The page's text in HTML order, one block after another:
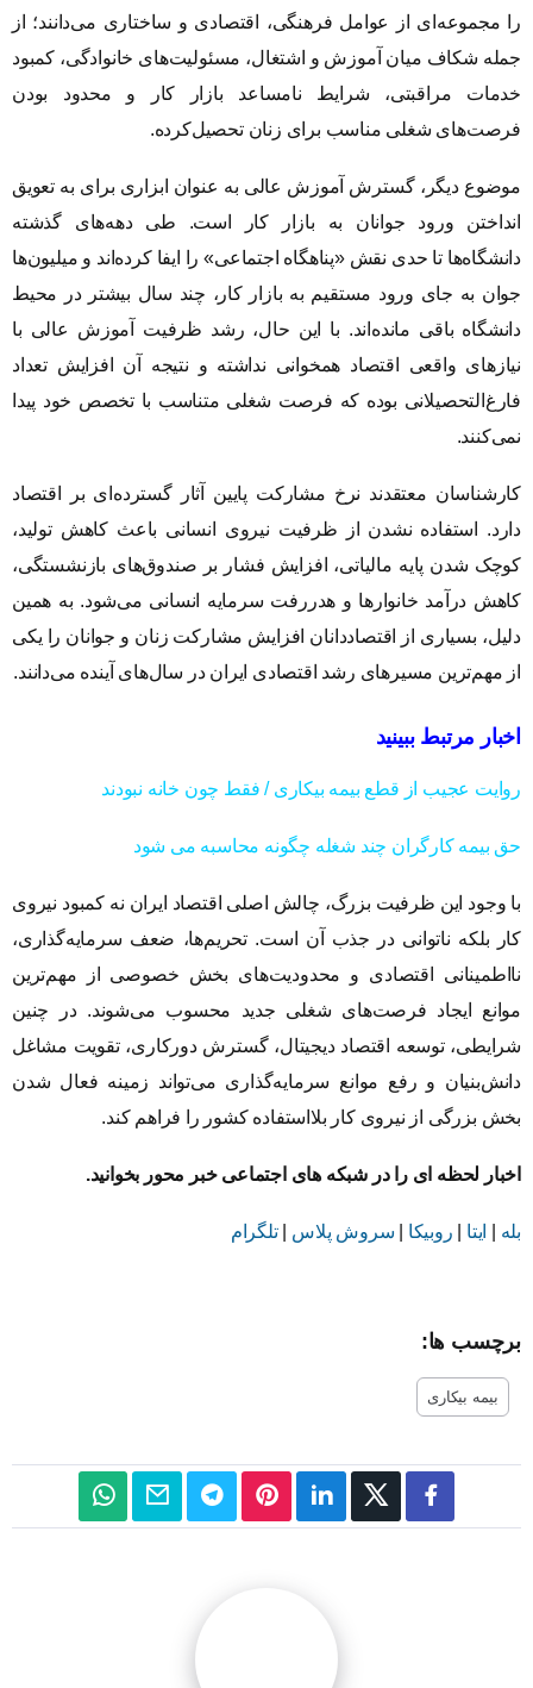
را مجموعه‌ای از عوامل فرهنگی، اقتصادی و ساختاری می‌دانند؛ از
جمله شکاف میان آموزش و اشتغال، مسئولیت‌های خانوادگی، کمبود
خدمات مراقبتی، شرایط نامساعد بازار کار و محدود بودن
فرصت‌های شغلی مناسب برای زنان تحصیل‌کرده.
موضوع دیگر، گسترش آموزش عالی به عنوان ابزاری برای به تعویق
انداختن ورود جوانان به بازار کار است. طی دهه‌های گذشته
دانشگاه‌ها تا حدی نقش «پناهگاه اجتماعی» را ایفا کرده‌اند و میلیون‌ها
جوان به جای ورود مستقیم به بازار کار، چند سال بیشتر در محیط
دانشگاه باقی مانده‌اند. با این حال، رشد ظرفیت آموزش عالی با
نیازهای واقعی اقتصاد همخوانی نداشته و نتیجه آن افزایش تعداد
فارغ‌التحصیلانی بوده که فرصت شغلی متناسب با تخصص خود پیدا
نمی‌کنند.
کارشناسان معتقدند نرخ مشارکت پایین آثار گسترده‌ای بر اقتصاد
دارد. استفاده نشدن از ظرفیت نیروی انسانی باعث کاهش تولید،
کوچک شدن پایه مالیاتی، افزایش فشار بر صندوق‌های بازنشستگی،
کاهش درآمد خانوارها و هدررفت سرمایه انسانی می‌شود. به همین
دلیل، بسیاری از اقتصاددانان افزایش مشارکت زنان و جوانان را یکی
از مهم‌ترین مسیرهای رشد اقتصادی ایران در سال‌های آینده می‌دانند.
اخبار مرتبط ببینید
روایت عجیب از قطع بیمه بیکاری / فقط چون خانه نبودند
حق بیمه کارگران چند شغله چگونه محاسبه می شود
با وجود این ظرفیت بزرگ، چالش اصلی اقتصاد ایران نه کمبود نیروی
کار بلکه ناتوانی در جذب آن است. تحریم‌ها، ضعف سرمایه‌گذاری،
نااطمینانی اقتصادی و محدودیت‌های بخش خصوصی از مهم‌ترین
موانع ایجاد فرصت‌های شغلی جدید محسوب می‌شوند. در چنین
شرایطی، توسعه اقتصاد دیجیتال، گسترش دورکاری، تقویت مشاغل
دانش‌بنیان و رفع موانع سرمایه‌گذاری می‌تواند زمینه فعال شدن
بخش بزرگی از نیروی کار بلااستفاده کشور را فراهم کند.
اخبار لحظه ای را در شبکه های اجتماعی خبر محور بخوانید.
بله ایتا روبیکا سروش پلاس |تلگرام
برچسب ها:
بیمه بیکاری